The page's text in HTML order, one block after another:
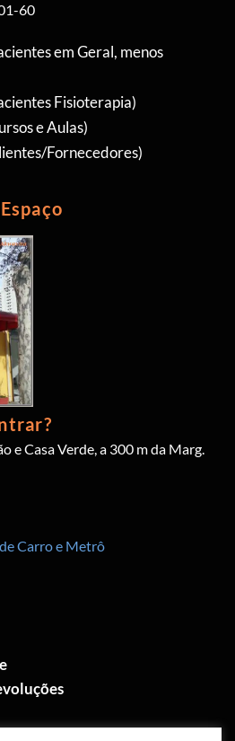
60
em Geral, menos
Fisioterapia)
e Aulas)
Fornecedores)
e Casa Verde, a 300 m da Marg.
Carro e Metrô